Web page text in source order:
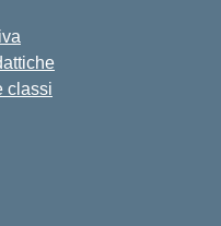
classi